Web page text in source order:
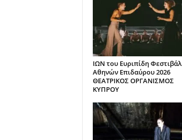
ΙΩΝ του Ευριπίδη Φεστιβάλ
Αθηνών Επιδαύρου 2026
ΘΕΑΤΡΙΚΟΣ ΟΡΓΑΝΙΣΜΟΣ
ΚΥΠΡΟΥ